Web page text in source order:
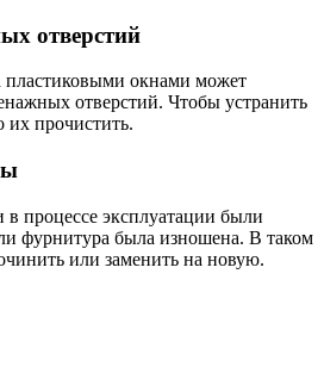
отверстий
пластиковыми окнами может
отверстий. Чтобы устранить
прочистить.
в процессе эксплуатации были
фурнитура была изношена. В таком
или заменить на новую.